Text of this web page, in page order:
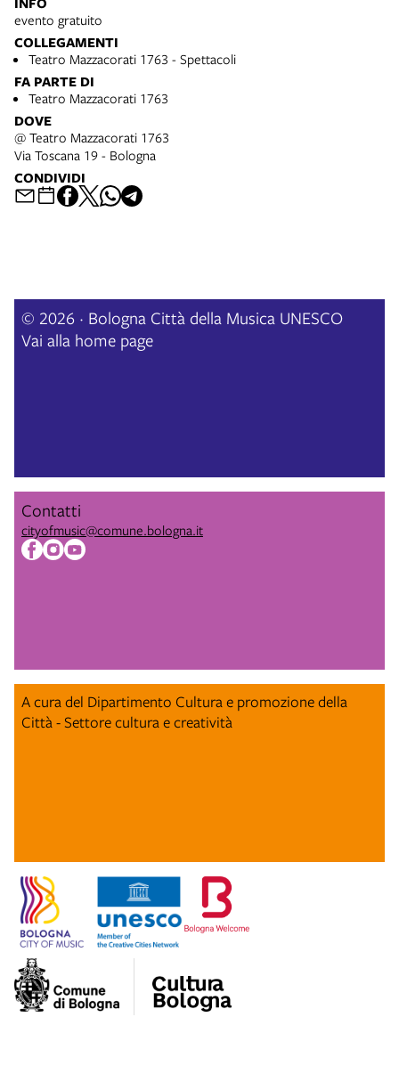
evento gratuito
COLLEGAMENTI
Teatro Mazzacorati 1763 - Spettacoli
FA PARTE DI
Teatro Mazzacorati 1763
DOVE
@ Teatro Mazzacorati 1763
Via Toscana 19 - Bologna
CONDIVIDI
© 2026 · Bologna Città della Musica UNESCO
Vai alla home page
Contatti
cityofmusic@comune.bologna.it
A cura del Dipartimento Cultura e promozione della
Città - Settore cultura e creatività